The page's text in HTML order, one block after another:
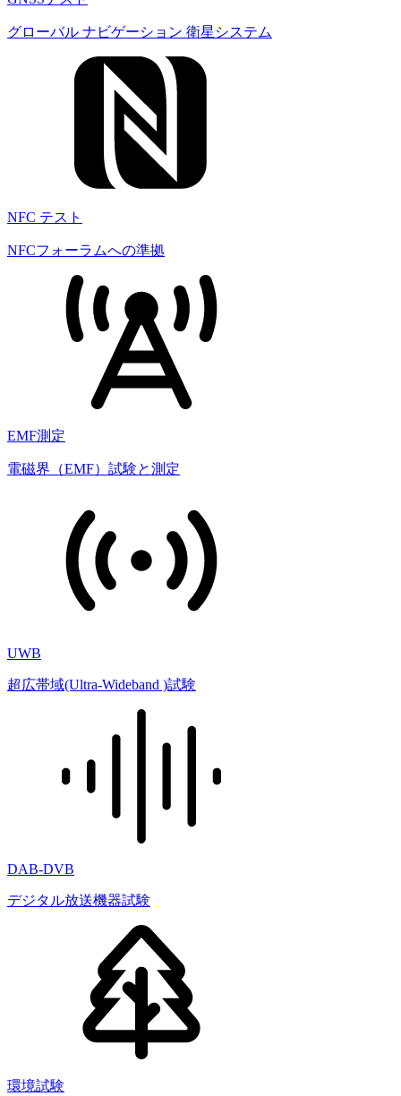
グローバル ナビゲーション 衛星システム
NFC テスト
NFCフォーラムへの準拠
EMF測定
電磁界（EMF）試験と測定
UWB
超広帯域(Ultra-Wideband )試験
DAB-DVB
デジタル放送機器試験
環境試験